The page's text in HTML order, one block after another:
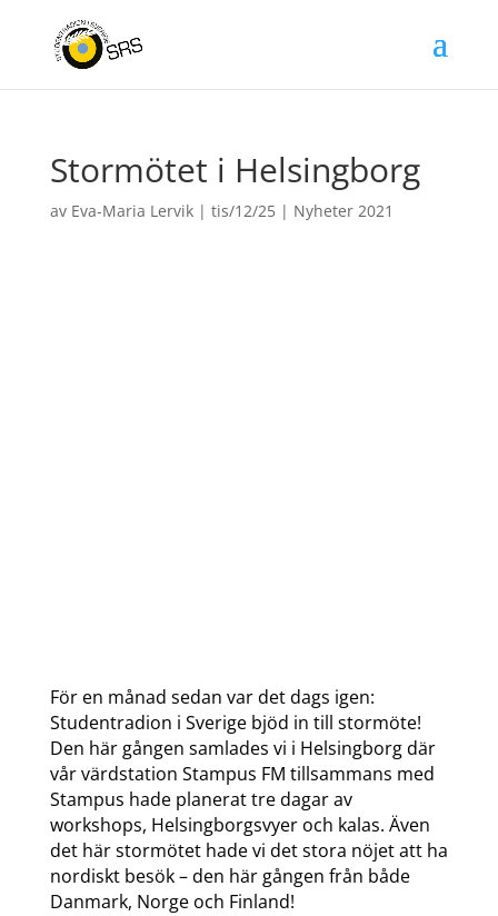
Stormötet i Helsingborg
av Eva-Maria Lervik| tis/12/25| Nyheter 2021
För en månad sedan var det dags igen:
Studentradion i Sverige bjöd in till stormöte!
Den här gången samlades vi i Helsingborg där
vår värdstation Stampus FM tillsammans med
Stampus hade planerat tre dagar av
workshops, Helsingborgsvyer och kalas. Även
det här stormötet hade vi det stora nöjet att ha
nordiskt besök – den här gången från både
Danmark, Norge och Finland!